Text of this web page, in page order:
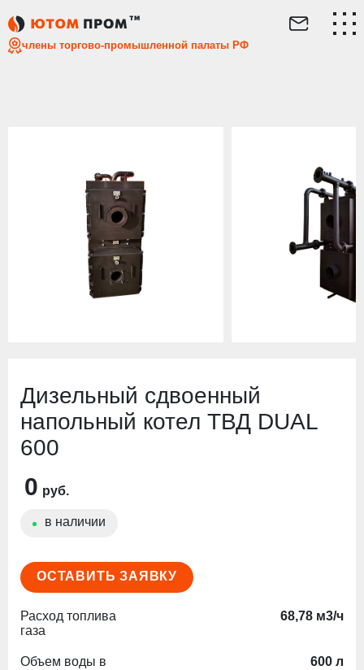
члены торгово-промышленной палаты РФ
Дизельный сдвоенный
напольный котел ТВД DUAL
600
0 руб.
в наличии
ОСТАВИТЬ ЗАЯВКУ
Расход топлива
газа
68,78 м3/ч
Объем воды в
600 л